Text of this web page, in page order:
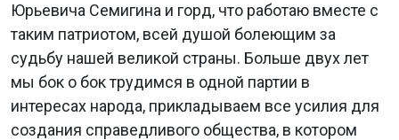
Юрьевича Семигина и горд, что работаю вместе с
таким патриотом, всей душой болеющим за
судьбу нашей великой страны. Больше двух лет
мы бок о бок трудимся в одной партии в
интересах народа, прикладываем все усилия для
создания справедливого общества, в котором